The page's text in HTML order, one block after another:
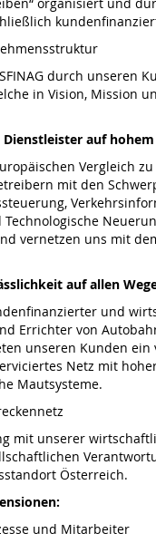
durch unseren
in Vision, Mission
Dienstleister auf
Vergleich
mit den
vernetzen uns mit
auf allen
und
Errichter von
unseren Kunden ein
Netz mit
Mautsysteme.
mit unserer
Österreich.
und Mitarbeiter